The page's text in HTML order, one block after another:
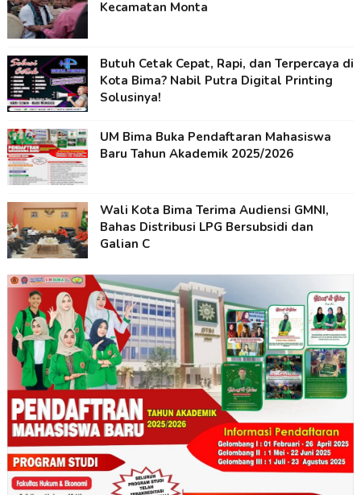
Kecamatan Monta
Butuh Cetak Cepat, Rapi, dan Terpercaya di
Kota Bima? Nabil Putra Digital Printing
Solusinya!
UM Bima Buka Pendaftaran Mahasiswa
Baru Tahun Akademik 2025/2026
Wali Kota Bima Terima Audiensi GMNI,
Bahas Distribusi LPG Bersubsidi dan
Galian C